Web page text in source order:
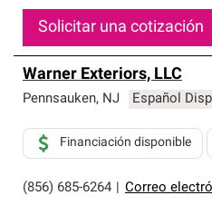
Solicitar una cotización
Warner Exteriors, LLC
Pennsauken, NJ Español
(856) 685-6264 Correo
Financiación disponible